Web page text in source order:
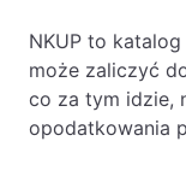
NKUP to
może zaliczyć
co za tym idzie,
opodatkowania